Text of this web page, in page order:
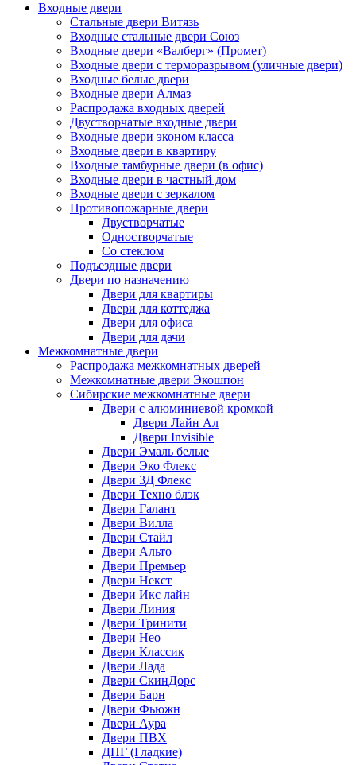
Входные двери
Стальные двери Витязь
Входные стальные двери Союз
Входные двери «Валберг» (Промет)
Входные двери с терморазрывом (уличные двери)
Входные белые двери
Входные двери Алмаз
Распродажа входных дверей
Двустворчатые входные двери
Входные двери эконом класса
Входные двери в квартиру
Входные тамбурные двери (в офис)
Входные двери в частный дом
Входные двери с зеркалом
Противопожарные двери
Двустворчатые
Одностворчатые
Со стеклом
Подъездные двери
Двери по назначению
Двери для квартиры
Двери для коттеджа
Двери для офиса
Двери для дачи
Межкомнатные двери
Распродажа межкомнатных дверей
Межкомнатные двери Экошпон
Сибирские межкомнатные двери
Двери с алюминиевой кромкой
Двери Лайн Ал
Двери Invisible
Двери Эмаль белые
Двери Эко Флекс
Двери 3Д Флекс
Двери Техно блэк
Двери Галант
Двери Вилла
Двери Стайл
Двери Альто
Двери Премьер
Двери Некст
Двери Икс лайн
Двери Линия
Двери Тринити
Двери Нео
Двери Классик
Двери Лада
Двери СкинДорс
Двери Барн
Двери Фьюжн
Двери Аура
Двери ПВХ
ДПГ (Гладкие)